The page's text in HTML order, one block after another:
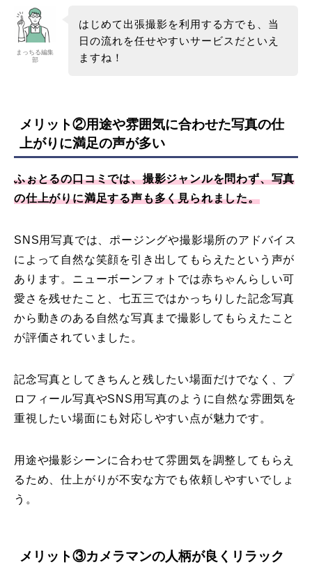
まっちる編集
部
はじめて出張撮影を利用する方でも、当
日の流れを任せやすいサービスだといえ
ますね！
メリット②用途や雰囲気に合わせた写真の仕
上がりに満足の声が多い
ふぉとるの口コミでは、撮影ジャンルを問わず、写真
の仕上がりに満足する声も多く見られました。
SNS用写真では、ポージングや撮影場所のアドバイス
によって自然な笑顔を引き出してもらえたという声が
あります。ニューボーンフォトでは赤ちゃんらしい可
愛さを残せたこと、七五三ではかっちりした記念写真
から動きのある自然な写真まで撮影してもらえたこと
が評価されていました。
記念写真としてきちんと残したい場面だけでなく、プ
ロフィール写真やSNS用写真のように自然な雰囲気を
重視したい場面にも対応しやすい点が魅力です。
用途や撮影シーンに合わせて雰囲気を調整してもらえ
るため、仕上がりが不安な方でも依頼しやすいでしょ
う。
メリット③カメラマンの人柄が良くリラック